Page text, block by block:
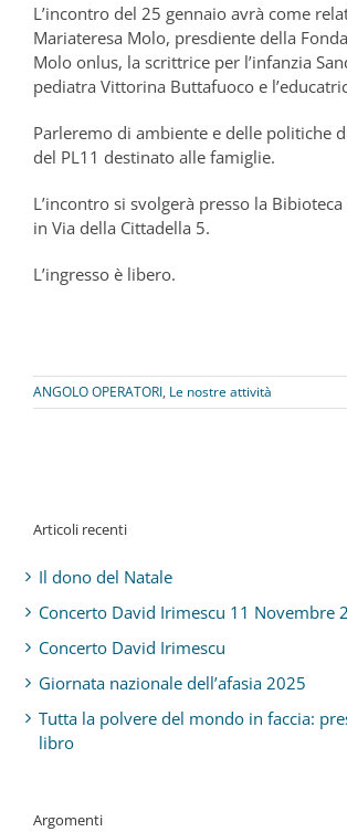
L’incontro del 25 gennaio avrà come
Mariateresa Molo, presdiente della
Molo onlus, la scrittrice per l’infanzia
pediatra Vittorina Buttafuoco e
Parleremo di ambiente e delle politiche
del PL11 destinato alle famiglie.
L’incontro si svolgerà presso la
in Via della Cittadella 5.
L’ingresso è libero.
ANGOLO OPERATORI, Le nostre attività
Articoli recenti
Il dono del Natale
Concerto David Irimescu 11 Novembre
Concerto David Irimescu
Giornata nazionale dell’afasia 2025
Tutta la polvere del mondo in faccia:
libro
Argomenti